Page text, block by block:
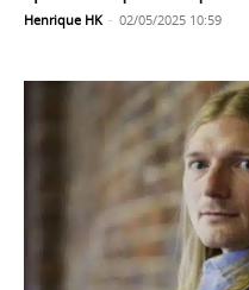
Henrique HK - 02/05/2025 10:59